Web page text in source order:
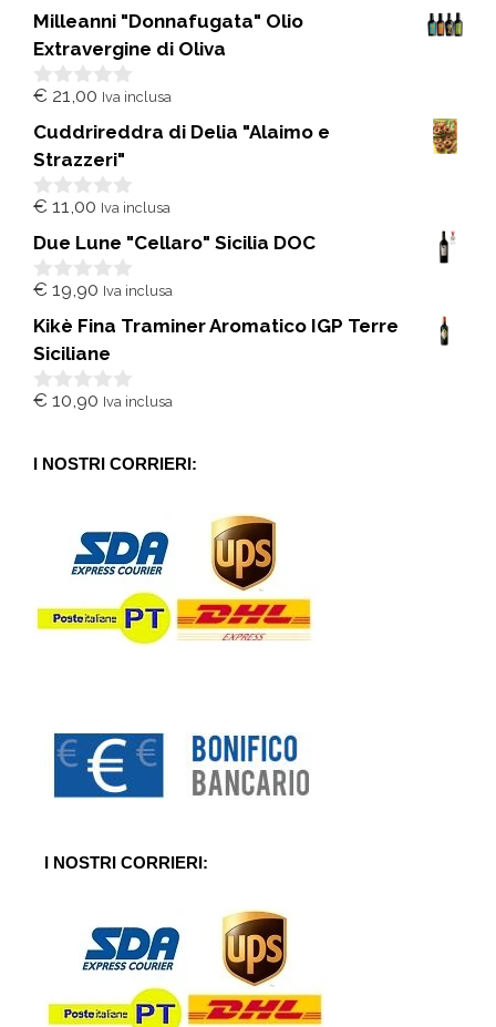
Milleanni "Donnafugata" Olio
Extravergine di Oliva
0
u
5
€ 21,00 Iva inclusa
Cuddrireddra di Delia "Alaimo e
Strazzeri"
0
u
5
€ 11,00 Iva inclusa
Due Lune "Cellaro" Sicilia DOC
0
u
5
€ 19,90 Iva inclusa
Kikè Fina Traminer Aromatico IGP Terre
Siciliane
0
5
€ 10,90 Iva inclusa
I NOSTRI CORRIERI:
I NOSTRI CORRIERI: